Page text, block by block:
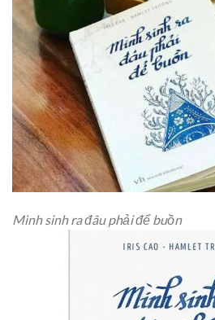
Mình sinh ra đâu phải để buồn